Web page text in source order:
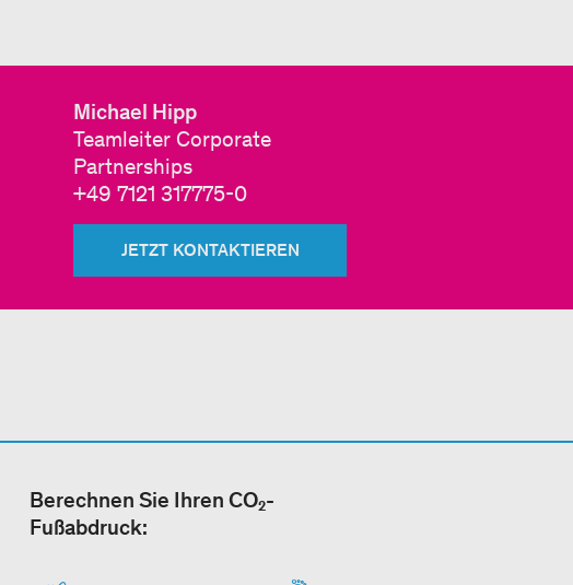
Michael Hipp
Teamleiter Corporate
Partnerships
+49 7121 317775-0
JETZT KONTAKTIEREN
Berechnen Sie Ihren CO₂-
Fußabdruck: